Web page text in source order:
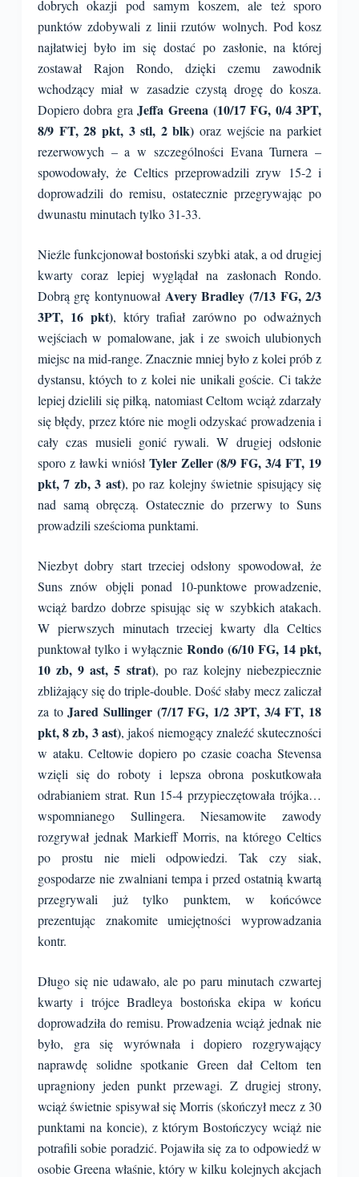
dobrych okazji pod samym koszem, ale też sporo
punktów zdobywali z linii rzutów wolnych. Pod kosz
najłatwiej było im się dostać po zasłonie, na której
zostawał Rajon Rondo, dzięki czemu zawodnik
wchodzący miał w zasadzie czystą drogę do kosza.
Dopiero dobra graJeffa Greena (10/17 FG, 0/4 3PT,
8/9 FT, 28 pkt, 3 stl, 2 blk) oraz wejście na parkiet
rezerwowych – a w szczególności Evana Turnera –
spowodowały, że Celtics przeprowadzili zryw 15-2 i
doprowadzili do remisu, ostatecznie przegrywając po
dwunastu minutach tylko 31-33.
Nieźle funkcjonował bostoński szybki atak, a od drugiej
kwarty coraz lepiej wyglądał na zasłonach Rondo.
Dobrą grę kontynuował Avery Bradley (7/13 FG, 2/3
3PT, 16 pkt), który trafiał zarówno po odważnych
wejściach w pomalowane, jak i ze swoich ulubionych
miejsc na mid-range. Znacznie mniej było z kolei prób z
dystansu, któych to z kolei nie unikali goście. Ci także
lepiej dzielili się piłką, natomiast Celtom wciąż zdarzały
się błędy, przez które nie mogli odzyskać prowadzenia i
cały czas musieli gonić rywali. W drugiej odsłonie
sporo z ławki wniósł Tyler Zeller (8/9 FG, 3/4 FT, 19
pkt, 7 zb, 3 ast), po raz kolejny świetnie spisujący się
nad samą obręczą. Ostatecznie do przerwy to Suns
prowadzili sześcioma punktami.
Niezbyt dobry start trzeciej odsłony spowodował, że
Suns znów objęli ponad 10-punktowe prowadzenie,
wciąż bardzo dobrze spisując się w szybkich atakach.
W pierwszych minutach trzeciej kwarty dla Celtics
punktował tylko i wyłącznie Rondo (6/10 FG, 14 pkt,
10 zb, 9 ast, 5 strat), po raz kolejny niebezpiecznie
zbliżający się do triple-double. Dość słaby mecz zaliczał
za toJared Sullinger (7/17 FG, 1/2 3PT, 3/4 FT, 18
pkt, 8 zb, 3 ast), jakoś niemogący znaleźć skuteczności
w ataku. Celtowie dopiero po czasie coacha Stevensa
wzięli się do roboty i lepsza obrona poskutkowała
odrabianiem strat. Run 15-4 przypieczętowała trójka…
wspomnianego Sullingera. Niesamowite zawody
rozgrywał jednak Markieff Morris, na którego Celtics
po prostu nie mieli odpowiedzi. Tak czy siak,
gospodarze nie zwalniani tempa i przed ostatnią kwartą
przegrywali już tylko punktem, w końcówce
prezentując znakomite umiejętności wyprowadzania
kontr.
Długo się nie udawało, ale po paru minutach czwartej
kwarty i trójce Bradleya bostońska ekipa w końcu
doprowadziła do remisu. Prowadzenia wciąż jednak nie
było, gra się wyrównała i dopiero rozgrywający
naprawdę solidne spotkanie Green dał Celtom ten
upragniony jeden punkt przewagi. Z drugiej strony,
wciąż świetnie spisywał się Morris (skończył mecz z 30
punktami na koncie), z którym Bostończycy wciąż nie
potrafili sobie poradzić. Pojawiła się za to odpowiedź w
osobie Greena właśnie, który w kilku kolejnych akcjach